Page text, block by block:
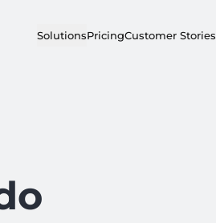
SolutionsPricingCustomer Stories